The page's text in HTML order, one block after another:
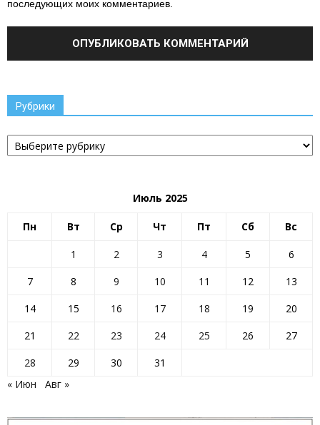
последующих моих комментариев.
Рубрики
Рубрики
Июль 2025
Пн Вт Ср Чт Пт Сб Вс
1 2 3 4 5
6
7
8 9 10 11 12
13
14
15 16 17 18 19
20
21
22 23 24 25 26
27
28
29 30
31
« Июн
Авг »